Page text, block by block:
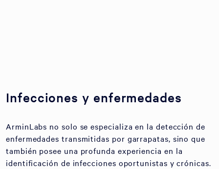
Infecciones y enfermedades
ArminLabs no solo se especializa en la detección de
enfermedades transmitidas por garrapatas, sino que
también posee una profunda experiencia en la
identificación de infecciones oportunistas y crónicas.